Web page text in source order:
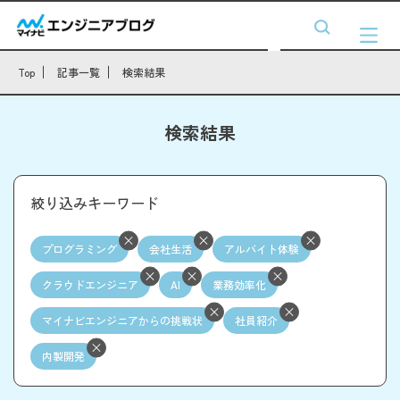
Top 記事一覧 検索結果
検索結果
絞り込みキーワード
プログラミング 会社生活 アルバイト体験
クラウドエンジニア AI 業務効率化
マイナビエンジニアからの挑戦状 社員紹介
内製開発